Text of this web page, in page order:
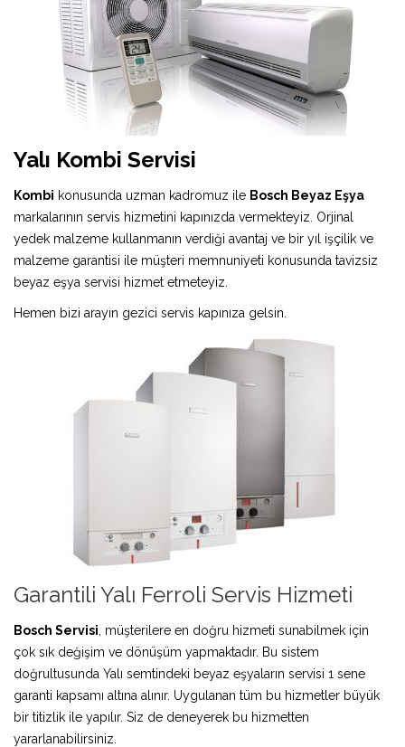
Yalı Kombi Servisi
Kombi konusunda uzman kadromuz ile Bosch Beyaz Eşya
markalarının servis hizmetini kapınızda vermekteyiz. Orjinal
yedek malzeme kullanmanın verdiği avantaj ve bir yıl işçilik ve
malzeme garantisi ile müşteri memnuniyeti konusunda tavizsiz
beyaz eşya servisi hizmet etmeteyiz.
Hemen bizi arayın gezici servis kapınıza gelsin.
Garantili Yalı Ferroli Servis Hizmeti
Bosch Servisi , müşterilere en doğru hizmeti sunabilmek için
çok sık değişim ve dönüşüm yapmaktadır. Bu sistem
doğrultusunda Yalı semtindeki beyaz eşyaların servisi 1 sene
garanti kapsamı altına alınır. Uygulanan tüm bu hizmetler büyük
bir titizlik ile yapılır. Siz de deneyerek bu hizmetten
yararlanabilirsiniz.